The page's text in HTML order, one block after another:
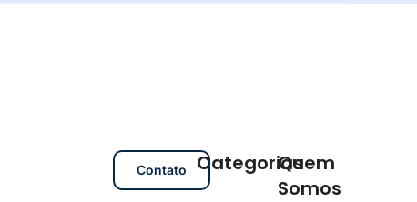
Contato CategoriasQuem
Somos